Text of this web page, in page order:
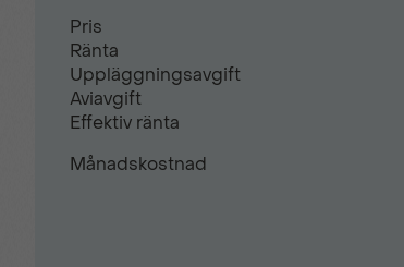
Sätesvärme (fram)
USB-uttag
Pris
Ränta
Uppläggningsavgift
Aviavgift
Effektiv ränta
Månadskostnad